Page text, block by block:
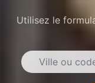
Utilisez le